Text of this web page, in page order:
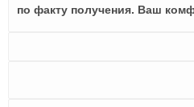
по факту получения. Ваш